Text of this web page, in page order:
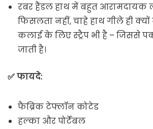
रबर हैंडल हाथ में बहुत आरामदायक
फिसलता नहीं, चाहे हाथ गीले ही क्यों
कलाई के लिए स्ट्रैप भी है – जिससे
जाती है।
✅ फायदे:
फैब्रिक टेफ्लॉन कोटेड
हल्का और पोर्टेबल